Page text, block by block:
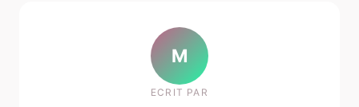
M
ECRIT PAR